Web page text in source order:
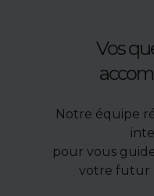
Vos
Notre équipe
pour vous
votre futur